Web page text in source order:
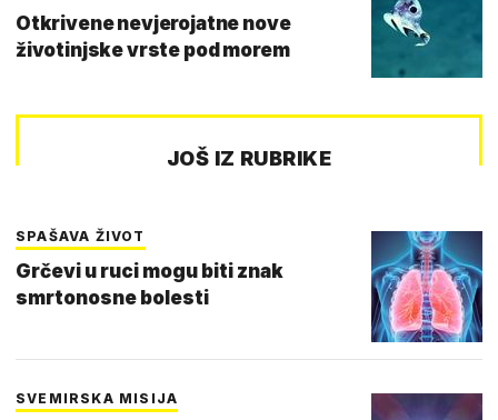
Otkrivene nevjerojatne nove
životinjske vrste pod morem
JOŠ IZ RUBRIKE
SPAŠAVA ŽIVOT
Grčevi u ruci mogu biti znak
smrtonosne bolesti
SVEMIRSKA MISIJA